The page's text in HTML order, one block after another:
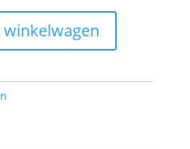
winkelwagen